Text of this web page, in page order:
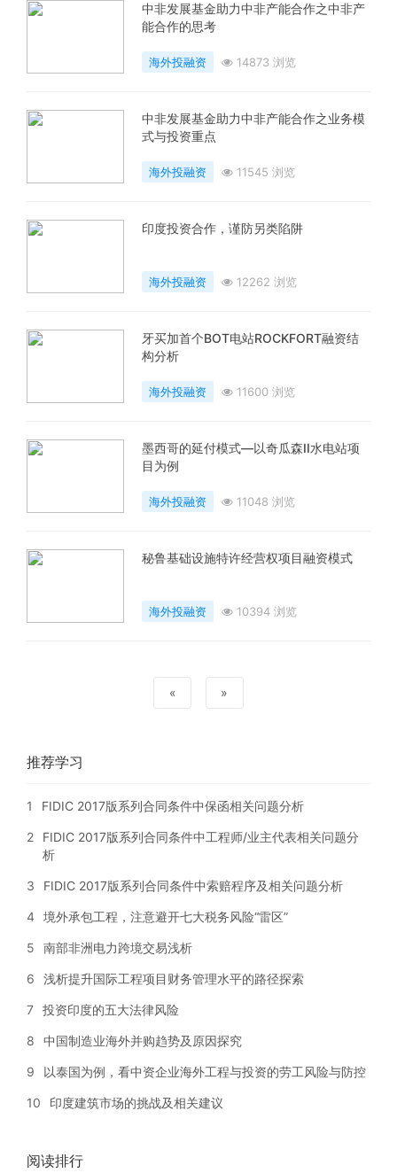
中非发展基金助力中非产能合作之中非产
能合作的思考
海外投融资 14873 浏览
中非发展基金助力中非产能合作之业务模
式与投资重点
海外投融资 11545 浏览
印度投资合作，谨防另类陷阱
海外投融资 12262 浏览
牙买加首个BOT电站ROCKFORT融资结
构分析
海外投融资 11600 浏览
墨西哥的延付模式—以奇瓜森II水电站项
目为例
海外投融资 11048 浏览
秘鲁基础设施特许经营权项目融资模式
海外投融资 10394 浏览
« »
推荐学习
1 FIDIC 2017版系列合同条件中保函相关问题分析
2
FIDIC 2017版系列合同条件中工程师/业主代表相关问题分
析
3 FIDIC 2017版系列合同条件中索赔程序及相关问题分析
4 境外承包工程，注意避开七大税务风险“雷区”
5 南部非洲电力跨境交易浅析
6 浅析提升国际工程项目财务管理水平的路径探索
7 投资印度的五大法律风险
8 中国制造业海外并购趋势及原因探究
9 以泰国为例，看中资企业海外工程与投资的劳工风险与防控
10 印度建筑市场的挑战及相关建议
阅读排行